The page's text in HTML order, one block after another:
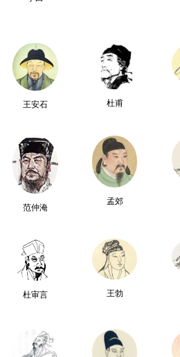
王安石 杜甫
范仲淹
孟郊
杜审言 王勃